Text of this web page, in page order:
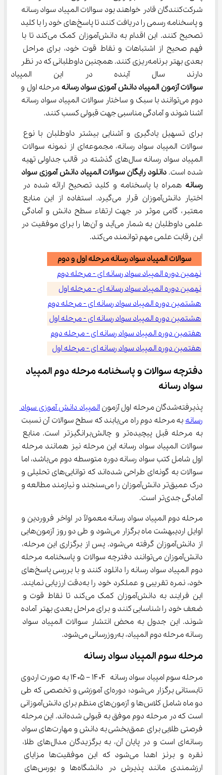
شرکت‌کنندگان قادر خواهند بود سوالات المپیاد سواد رسانه
و پاسخنامه رسمی را دریافت کنند تا پاسخ‌های خود را با کلید
تصحیح کنند. این اقدام به دانش‌آموزان کمک می‌کند تا با
فهم صحیح از اشتباهات و نقاط قوت خود، برای مراحل
بعدی بهتر برنامه‌ریزی کنند. همچنین داوطلبانی که در نظر
دارند سال آینده در این
سوالات آزمون المپیاد دانش آموزی سواد رسانه مرحله اول و
دوم می‌توانند با سبک و ساختار سوالات المپیاد سواد رسانه
آشنا شوند و آمادگی مناسبی جهت قبولی کسب کنند.
برای تسهیل یادگیری و آشنایی بیشتر داوطلبان با نوع
سوالات المپیاد سواد رسانه، مجموعه‌ای از نمونه سوالات
المپیاد سواد رسانه سال‌های گذشته در قالب جداولی تهیه
شده است. دانلود رایگان سوالات المپیاد دانش آموزی سواد
رسانه همراه با پاسخنامه و کلید تصحیح ارائه شده در
اختیار دانش‌آموزان قرار می‌گیرد. استفاده از این منابع
معتبر، گامی موثر در جهت ارتقاء سطح دانش و آمادگی
علمی داوطلبان به شمار می‌آید و آن‌ها را برای موفقیت در
این رقابت علمی مهم توانمند می‌کند.
سوالات المپیاد سواد رسانه مرحله اول و دوم
نهمین دوره المپیاد سواد رسانه ای - مرحله دوم
نهمین دوره المپیاد سواد رسانه ای - مرحله اول
هشتمین دوره المپیاد سواد رسانه ای - مرحله دوم
هشتمین دوره المپیاد سواد رسانه ای - مرحله اول
هفتمین دوره المپیاد سواد رسانه ای - مرحله دوم
هفتمین دوره المپیاد سواد رسانه ای - مرحله اول
دفترچه سوالات و پاسخنامه مرحله دوم المپیاد
سواد رسانه
پذیرفته‌شدگان مرحله اول آزمون
المپیاد دانش آموزی سواد
رسانه
به مرحله دوم راه می‌یابند که سطح سوالات آن نسبت
به مرحله قبل پیچیده‌تر و چالش‌برانگیزتر است. منابع
سوالات المپیاد سواد رسانه این مرحله نیز همانند مرحله
اول شامل کتب سواد رسانه دوره متوسطه دوم می‌باشد، اما
سوالات به گونه‌ای طراحی شده‌اند که توانایی‌های تحلیلی و
درک عمیق‌تر دانش‌آموزان را می‌سنجند و نیازمند مطالعه و
آمادگی جدی‌تر است.
مرحله دوم المپیاد سواد رسانه معمولاً در اواخر فروردین و
اوایل اردیبهشت ماه برگزار می‌شود و طی دو روز آزمون‌هایی
از دانش‌آموزان گرفته می‌شود. پس از برگزاری این مرحله،
دانش‌آموزان می‌توانند دفترچه سوالات و پاسخنامه مرحله
دوم المپیاد سواد رسانه را دانلود کنند و با بررسی پاسخ‌های
خود، نمره تقریبی و عملکرد خود را به‌دقت ارزیابی نمایند.
این فرایند به دانش‌آموزان کمک می‌کند تا نقاط قوت و
ضعف خود را شناسایی کنند و برای مراحل بعدی بهتر آماده
شوند. این جدول به محض انتشار سوالات المپیاد سواد
رسانه مرحله دوم المپیاد، به‌روزرسانی می‌شود.
مرحله سوم المپیاد سواد رسانه
مرحله سوم امپیاد سواد رسانه ۱۴۰۴ – ۱۴۰۵ به صورت اردوی
تابستانی برگزار می‌شود؛ دوره‌ای آموزشی و تخصصی که طی
دو ماه شامل کلاس‌ها و آزمون‌های منظم برای دانش‌آموزانی
است که در مرحله دوم موفق به قبولی شده‌اند. این مرحله
فرصتی طلایی برای عمق‌بخشی به دانش و مهارت‌های سواد
رسانه‌ای است و در پایان آن، به برگزیدگان مدال‌های طلا،
نقره و برنز اهدا می‌شود که این موفقیت‌ها مزایای
ارزشمندی مانند پذیرش در دانشگاه‌ها و بورس‌های